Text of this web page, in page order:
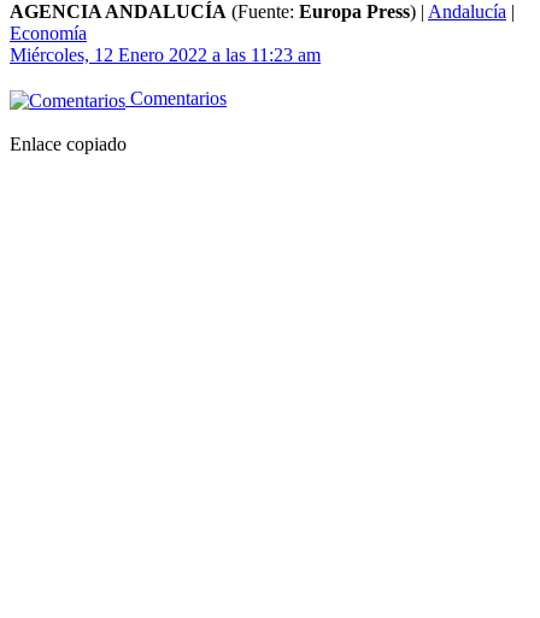
AGENCIA ANDALUCÍA (Fuente: Europa Press) | Andalucía |
Economía
Miércoles, 12 Enero 2022 a las 11:23 am
Comentarios
Enlace copiado